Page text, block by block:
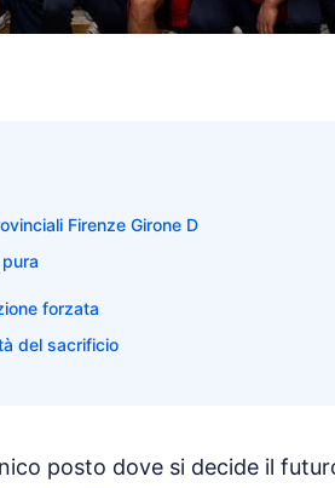
Firenze Girone D
forzata
del sacrificio
posto dove si decide il